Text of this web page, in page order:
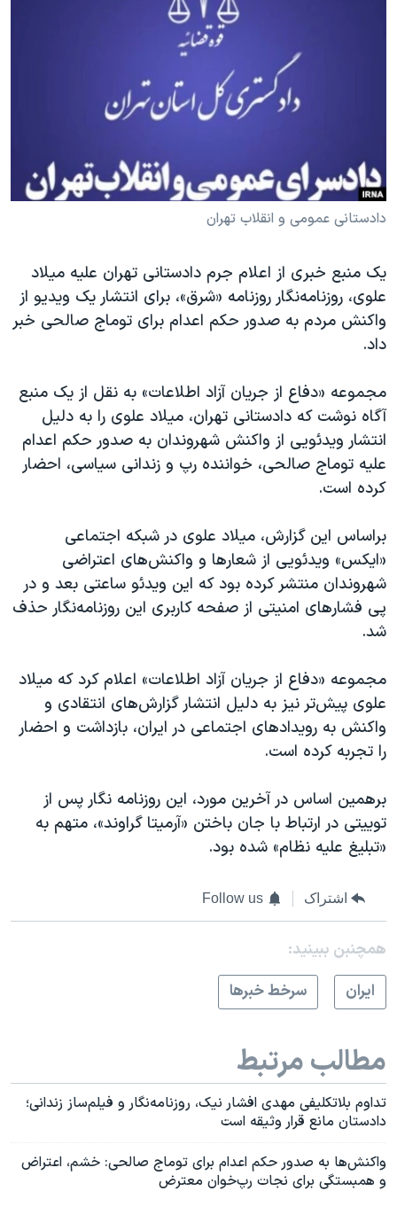
علم و فناوری
گالری عکس
انتخابات ریاست جمهوری آمریکا ۲۰۲۴
حمله جمهوری اسلامی به اسرائیل
اعتراضات زن، زندگی، آزادی
دادگاه حمید نوری
چهل سال گروگان‌گیری
قانون شفافیت دارائی کادر رهبری ایران
اسرائیل در جنگ
نرگس محمدی برنده جایزه نوبل صلح
همایش محافظه‌کاران آمریکا «سی‌پک»
صفحه‌های ویژه
سفر پرزیدنت ترامپ به چین
دادستانی عمومی و انقلاب تهران
یک منبع خبری از اعلام جرم دادستانی تهران علیه میلاد
علوی، روزنامه‌نگار روزنامه «شرق»، برای انتشار یک ویدیو از
واکنش مردم به صدور حکم اعدام برای توماج صالحی خبر
داد.
مجموعه «دفاع از جریان آزاد اطلاعات» به نقل از یک منبع
آگاه نوشت که دادستانی تهران، میلاد علوی را به دلیل
انتشار ویدئویی از واکنش شهروندان به صدور حکم اعدام
علیه توماج صالحی، خواننده رپ و زندانی سیاسی، احضار
کرده است.
براساس این گزارش، میلاد علوی در شبکه اجتماعی
«ایکس» ویدئویی از شعارها و واکنش‌های اعتراضی
شهروندان منتشر کرده بود که این ویدئو ساعتی بعد و در
پی فشارهای امنیتی از صفحه کاربری این روزنامه‌نگار حذف
شد.
مجموعه «دفاع از جریان آزاد اطلاعات» اعلام کرد که میلاد
علوی پیش‌تر نیز به دلیل انتشار گزارش‌های انتقادی و
واکنش به رویدادهای اجتماعی در ایران، بازداشت و احضار
را تجربه کرده است.
برهمین اساس در آخرین مورد، این روزنامه نگار پس از
توییتی در ارتباط با جان باختن «آرمیتا گراوند»، متهم به
«تبلیغ علیه نظام» شده بود.
اشتراک Follow us
همچنبن ببینید:
ايران
سرخط خبرها
مطالب مرتبط
تداوم بلاتکلیفی مهدی افشار نیک، روزنامه‌نگار و فیلم‌ساز زندانی؛
دادستان مانع قرار وثیقه است
واکنش‌ها به صدور حکم اعدام برای توماج صالحی: خشم، اعتراض
و همبستگی برای نجات رپ‌خوان معترض